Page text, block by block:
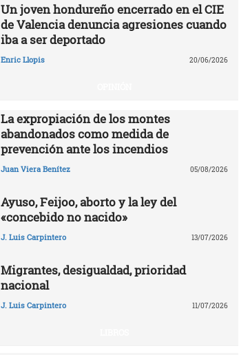
Un joven hondureño encerrado en el CIE
de Valencia denuncia agresiones cuando
iba a ser deportado
Enric Llopis 20/06/2026
La expropiación de los montes
abandonados como medida de
prevención ante los incendios
Juan Viera Benítez 05/08/2026
Ayuso, Feijoo, aborto y la ley del
«concebido no nacido»
J. Luis Carpintero 13/07/2026
Migrantes, desigualdad, prioridad
nacional
J. Luis Carpintero 11/07/2026